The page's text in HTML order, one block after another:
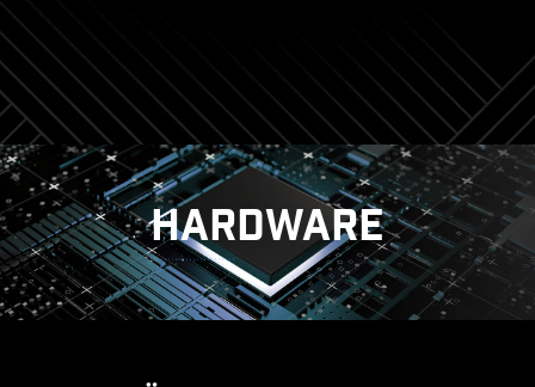
PCIe Steel-Armor
HARDWARE
KÜHLUNG